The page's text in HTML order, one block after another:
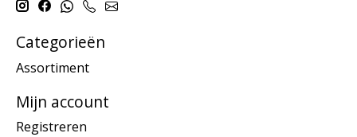
Categorieën
Assortiment
Mijn account
Registreren